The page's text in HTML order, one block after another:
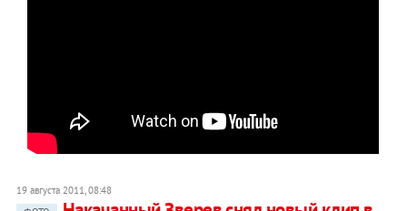
19 августа 2011, 08:48